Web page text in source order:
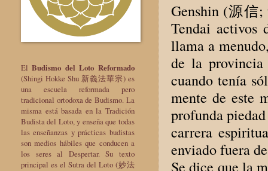
Genshin (源信;
Tendai activos
llama a
de la
cuando tenía
mente de este
profunda
carrera
enviado fuera
Se dice que la
ElBudismo del Loto Reformado
(Shingi Hokke Shu 新義法華宗) es
una escuela reformada pero
tradicional ortodoxa de Budismo. La
misma está basada en la Tradición
Budista del Loto, y enseña que todas
las enseñanzas y prácticas budistas
son medios hábiles que conducen a
los seres al Despertar. Su texto
principal es el Sutra del Loto (妙法